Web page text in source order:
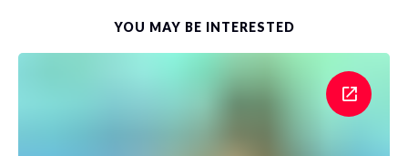
YOU MAY BE INTERESTED